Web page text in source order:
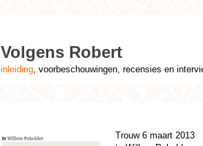
Volgens Robert
inleiding, voorbeschouwingen, recensies en
Trouw 6 maart 2013